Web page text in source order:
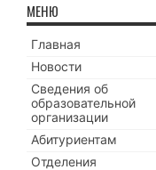
МЕНЮ
Главная
Новости
Сведения об
образовательной
организации
Абитуриентам
Отделения